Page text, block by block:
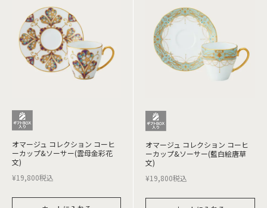
オマージュ コレクション コーヒ
ーカップ&ソーサー(雲母金彩花
文)
¥19,800税込
オマージュ コレクション コーヒ
ーカップ&ソーサー(藍白絵唐草
文)
¥19,800税込